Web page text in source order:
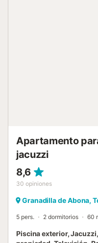
Apartamento
jacuzzi
8,6
30 opiniones
Granadilla de Abona,
5 pers. 2 dormitorios 60
Piscina exterior,